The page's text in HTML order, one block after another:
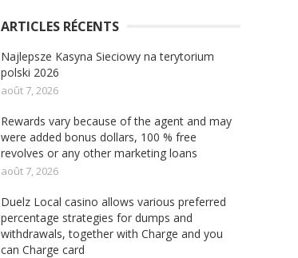
ARTICLES RÉCENTS
Najlepsze Kasyna Sieciowy na terytorium
polski 2026
août 7, 2026
Rewards vary because of the agent and may
were added bonus dollars, 100 % free
revolves or any other marketing loans
août 7, 2026
Duelz Local casino allows various preferred
percentage strategies for dumps and
withdrawals, together with Charge and you
can Charge card